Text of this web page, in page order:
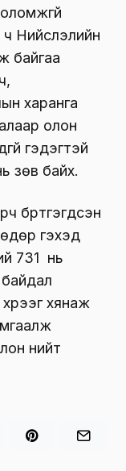
ч Нийслэлийн
байгаа
харанга
олон
гэдэгтэй
зөв байх.
бүртгэгдсэн
гэхэд
731 нь
хянаж
нийт